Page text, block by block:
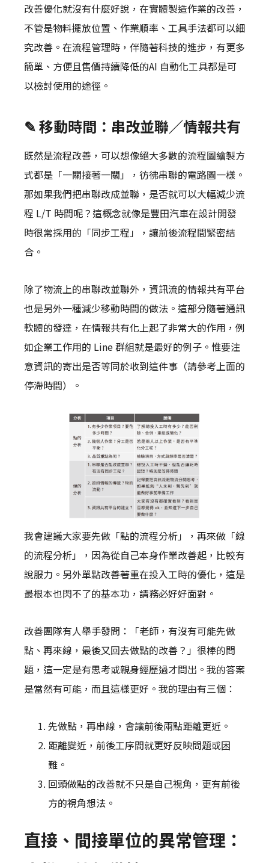
改善優化就沒有什麼好說，在實體製造作業的改善，
不管是物料擺放位置、作業順率、工具手法都可以細
究改善。在流程管理時，伴隨著科技的進步，有更多
簡單、方便且售價持續降低的AI 自動化工具都是可
以檢討使用的途徑。
✎ 移動時間：串改並聯／情報共有
既然是流程改善，可以想像絕大多數的流程圖繪製方
式都是「一關接著一關」，彷彿串聯的電路圖一樣。
那如果我們把串聯改成並聯，是否就可以大幅減少流
程 L/T 時間呢？這概念就像是豐田汽車在設計開發
時很常採用的「同步工程」，讓前後流程間緊密結
合。
除了物流上的串聯改並聯外，資訊流的情報共有平台
也是另外一種減少移動時間的做法。這部分隨著通訊
軟體的發達，在情報共有化上起了非常大的作用，例
如企業工作用的 Line 群組就是最好的例子。惟要注
意資訊的寄出是否等同於收到這件事（請參考上面的
停滯時間）。
我會建議大家要先做「點的流程分析」，再來做「線
的流程分析」，因為從自己本身作業改善起，比較有
說服力。另外單點改善著重在投入工時的優化，這是
最根本也閃不了的基本功，請務必好好面對。
改善團隊有人舉手發問：「老師，有沒有可能先做
點、再來線，最後又回去做點的改善？」很棒的問
題，這一定是有思考或親身經歷過才問出。我的答案
是當然有可能，而且這樣更好。我的理由有三個：
先做點，再串線，會讓前後兩點距離更近。
距離變近，前後工序間就更好反映問題或困
難。
回頭做點的改善就不只是自己視角，更有前後
方的視角想法。
直接、間接單位的異常管理：